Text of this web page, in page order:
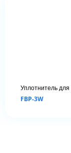
Уплотнитель для
FBP-3W